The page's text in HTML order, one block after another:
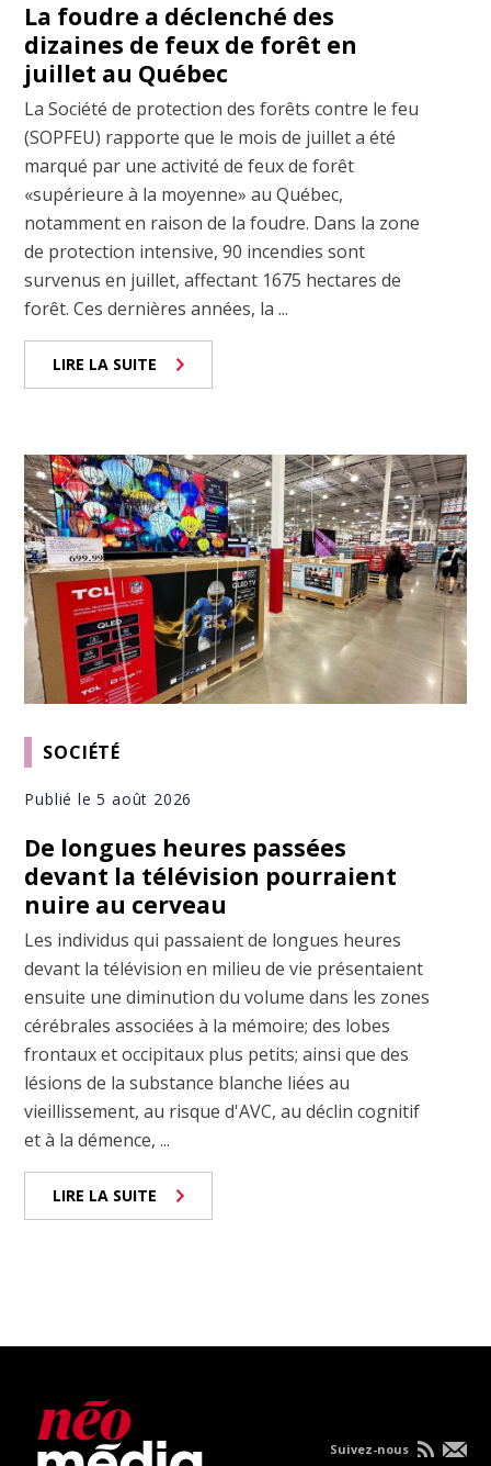
La foudre a déclenché des
dizaines de feux de forêt en
juillet au Québec
La Société de protection des forêts contre le feu
(SOPFEU) rapporte que le mois de juillet a été
marqué par une activité de feux de forêt
«supérieure à la moyenne» au Québec,
notamment en raison de la foudre. Dans la zone
de protection intensive, 90 incendies sont
survenus en juillet, affectant 1675 hectares de
forêt. Ces dernières années, la ...
LIRE LA SUITE
SOCIÉTÉ
Publié le 5 août 2026
De longues heures passées
devant la télévision pourraient
nuire au cerveau
Les individus qui passaient de longues heures
devant la télévision en milieu de vie présentaient
ensuite une diminution du volume dans les zones
cérébrales associées à la mémoire; des lobes
frontaux et occipitaux plus petits; ainsi que des
lésions de la substance blanche liées au
vieillissement, au risque d'AVC, au déclin cognitif
et à la démence, ...
LIRE LA SUITE
Suivez-nous